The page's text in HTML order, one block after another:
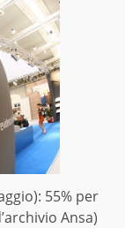
55% per
Ansa)